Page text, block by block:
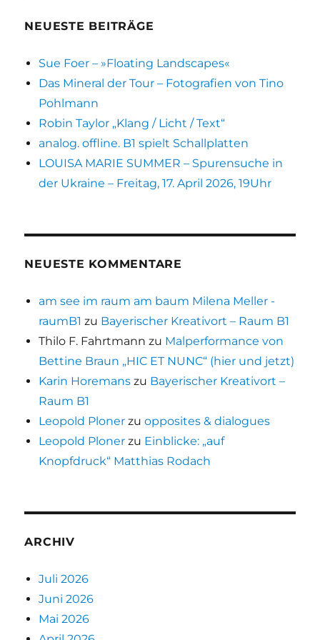
NEUESTE BEITRÄGE
Sue Foer – »Floating Landscapes«
Das Mineral der Tour – Fotografien von Tino
Pohlmann
Robin Taylor „Klang / Licht / Text“
analog. offline. B1 spielt Schallplatten
LOUISA MARIE SUMMER – Spurensuche in
der Ukraine – Freitag, 17. April 2026, 19Uhr
NEUESTE KOMMENTARE
am see im raum am baum Milena Meller -
raumB1 zu Bayerischer Kreativort – Raum B1
Thilo F. Fahrtmann zu Malperformance von
Bettine Braun „HIC ET NUNC“ (hier und jetzt)
Karin Horemans zu Bayerischer Kreativort –
Raum B1
Leopold Ploner zuopposites & dialogues
Leopold Ploner zu Einblicke: „auf
Knopfdruck“ Matthias Rodach
ARCHIV
Juli 2026
Juni 2026
Mai 2026